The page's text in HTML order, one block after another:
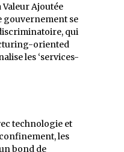
Valeur Ajoutée
gouvernement se
qui
oriented
les ‘services-
technologie et
les
bond de